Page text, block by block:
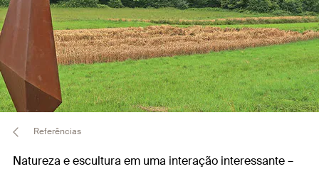
Referências
Natureza e escultura em uma interação interessante –